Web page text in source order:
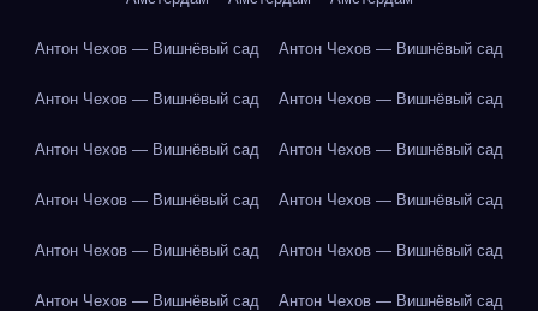
Антон Чехов — Вишнёвый сад Антон Чехов — Вишнёвый сад
Антон Чехов — Вишнёвый сад Антон Чехов — Вишнёвый сад
Антон Чехов — Вишнёвый сад Антон Чехов — Вишнёвый сад
Антон Чехов — Вишнёвый сад Антон Чехов — Вишнёвый сад
Антон Чехов — Вишнёвый сад Антон Чехов — Вишнёвый сад
Антон Чехов — Вишнёвый сад Антон Чехов — Вишнёвый сад